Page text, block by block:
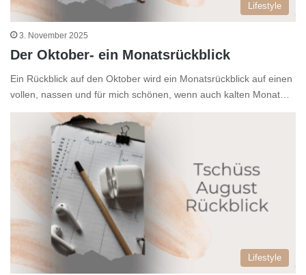
Lifestyle
3. November 2025
Der Oktober- ein Monatsrückblick
Ein Rückblick auf den Oktober wird ein Monatsrückblick auf einen
vollen, nassen und für mich schönen, wenn auch kalten Monat…
Lifestyle